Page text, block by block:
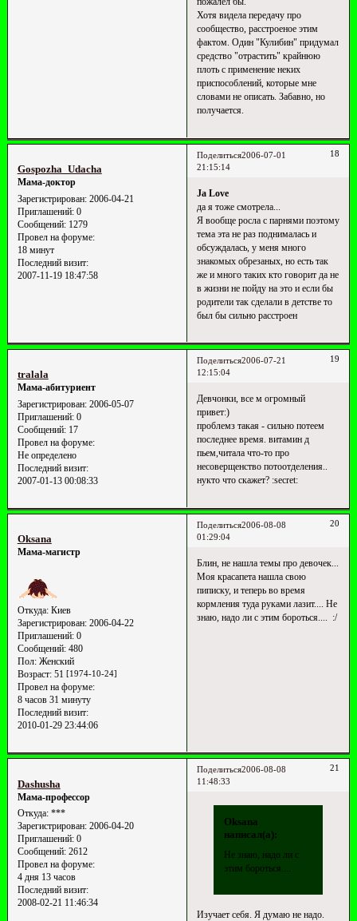
Хотя видела передачу про
сообщество, расстроеное этим
фактом. Один "Кулибин" придумал
средство "отрастить" крайнюю
плоть с применение неких
приспособлений, которые мне
словами не описать. Забавно, но
получается.
Поделиться 18
2006-07-01
21:15:14
Gospozha_Udacha
Мама-доктор
Зарегистрирован: 2006-04-21
Приглашений:0
Сообщений:1279
Провел на форуме:
18 минут
Последний визит:
2007-11-19 18:47:58
Ja Love
да я тоже смотрела...
Я вообще росла с парнями поэтому
тема эта не раз поднималась и
обсуждалась, у меня много
знакомых обрезаных, но есть так
же и много таких кто говорит да не
в жизни не пойду на это и если бы
родители так сделали в детстве то
был бы сильно расстроен
Поделиться 19
2006-07-21
12:15:04
tralala
Мама-абитуриент
Зарегистрирован: 2006-05-07
Приглашений:0
Сообщений:17
Провел на форуме:
Не определено
Последний визит:
2007-01-13 00:08:33
Девчонки, все м огромный
привет:)
проблемз такая - сильно потеем
последнее время. витамин д
пьем,читала что-то про
несоверщенство потоотделения..
нукто что скажет? :secret:
Поделиться 20
2006-08-08
01:29:04
Oksana
Мама-магистр
Откуда:Киев
Зарегистрирован: 2006-04-22
Приглашений:0
Сообщений:480
Пол:Женский
Возраст:51 [1974-10-24]
Провел на форуме:
8 часов 31 минуту
Последний визит:
2010-01-29 23:44:06
Блин, не нашла темы про девочек...
Моя красапета нашла свою
пиписку, и теперь во время
кормления туда руками лазит.... Не
знаю, надо ли с этим бороться.... :/
Поделиться 21
2006-08-08
11:48:33
Dashusha
Мама-профессор
Откуда:***
Зарегистрирован: 2006-04-20
Приглашений:0
Сообщений:2612
Провел на форуме:
4 дня 13 часов
Последний визит:
2008-02-21 11:46:34
Oksana
написал(а):
Не знаю, надо ли с
этим бороться....
Изучает себя. Я думаю не надо.